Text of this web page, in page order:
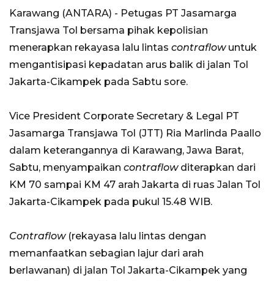
Karawang (ANTARA) - Petugas PT Jasamarga
Transjawa Tol bersama pihak kepolisian
menerapkan rekayasa lalu lintas contraflowuntuk
mengantisipasi kepadatan arus balik di jalan Tol
Jakarta-Cikampek pada Sabtu sore.
Vice President Corporate Secretary & Legal PT
Jasamarga Transjawa Tol (JTT) Ria Marlinda Paallo
dalam keterangannya di Karawang, Jawa Barat,
Sabtu, menyampaikan contraflowditerapkan dari
KM 70 sampai KM 47 arah Jakarta di ruas Jalan Tol
Jakarta-Cikampek pada pukul 15.48 WIB.
Contraflow(rekayasa lalu lintas dengan
memanfaatkan sebagian lajur dari arah
berlawanan) di jalan Tol Jakarta-Cikampek yang